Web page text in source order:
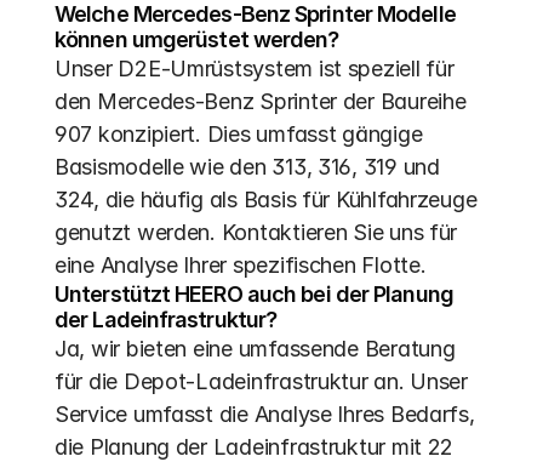
Welche Mercedes-Benz Sprinter Modelle
können umgerüstet werden?
Unser D2E-Umrüstsystem ist speziell für
den Mercedes-Benz Sprinter der Baureihe
907 konzipiert. Dies umfasst gängige
Basismodelle wie den 313, 316, 319 und
324, die häufig als Basis für Kühlfahrzeuge
genutzt werden. Kontaktieren Sie uns für
eine Analyse Ihrer spezifischen Flotte.
Unterstützt HEERO auch bei der Planung
der Ladeinfrastruktur?
Ja, wir bieten eine umfassende Beratung
für die Depot-Ladeinfrastruktur an. Unser
Service umfasst die Analyse Ihres Bedarfs,
die Planung der Ladeinfrastruktur mit 22